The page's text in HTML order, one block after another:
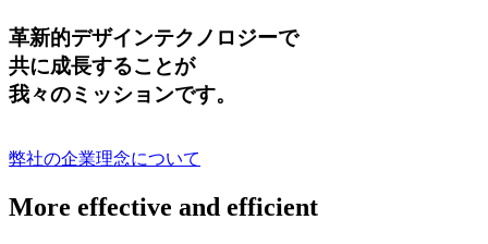
革新的デザインテクノロジーで
共に成長することが
我々のミッションです。
弊社の企業理念について
More effective and efficient